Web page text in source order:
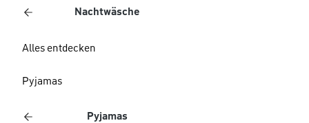
Nachtwäsche
Alles entdecken
Pyjamas
Pyjamas